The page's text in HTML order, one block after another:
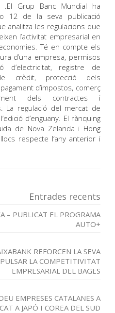
Grup Banc Mundial ha
12 de la seva publicació
analitza les regulacions que
l’activitat empresarial en
Té en compte els
d’una empresa, permisos
d’electricitat, registre de
crèdit, protecció dels
d’impostos, comerç
dels contractes i
La regulació del mercat de
d’enguany. El rànquing
de Nova Zelanda i Hong
respecte l’any anterior i
Entrades recents
– PUBLICAT EL PROGRAMA
AUTO+
REFORCEN LA SEVA
LA COMPETITIVITAT
EMPRESARIAL DEL BAGES
EMPRESES CATALANES A
A JAPÓ I COREA DEL SUD